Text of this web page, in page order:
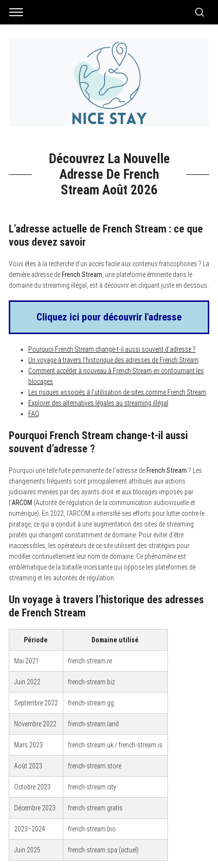
Découvrez La Nouvelle
Adresse De French
Stream Août 2026
L’adresse actuelle de French Stream : ce que
vous devez savoir
Vous êtes à la recherche d’un accès facile aux contenus francophones ? La
dernière adresse de French Stream , une plateforme éminente dans le
domaine du streaming illégal, est à découvrir en cliquant juste en dessous.
Cliquez ici pour découvrir l'adresse
Pourquoi French Stream change-t-il aussi souvent d’adresse ?
Un voyage à travers l’historique des adresses de French Stream
Comment accéder à nouveau à French Stream en contournant les
blocages
Les risques associés à l’utilisation de sites comme French Stream
Explorer des alternatives légales au streaming illégal
FAQ
Pourquoi French Stream change-t-il aussi
souvent d’adresse ?
Pourquoi une telle fuite permanente de l’adresse de French Stream ? Les
changements fréquents sont principalement attribués aux actions
judiciaires menées par des ayants droit et aux blocages imposés par
l’ARCOM (Autorité de régulation de la communication audiovisuelle et
numérique). En 2022, l’ARCOM a intensifié ses efforts pour lutter contre le
piratage, ce qui a conduit à une augmentation des sites de streaming
piratés qui changent constamment de domaine. Pour éviter d’être
inaccessibles, les opérateurs de ce site utilisent des stratégies pour
modifier continuellement leur nom de domaine. Ce phénomène est
emblématique de la bataille incessante qui oppose les plateformes de
streaming et les autorités de régulation.
Un voyage à travers l’historique des adresses
de French Stream
Période Domaine utilisé
Mai 2021 french-stream.re
Juin 2022 french-stream.biz
Septembre 2022 french-stream.gg
Novembre 2022 french-stream.land
Mars 2023 french-stream.uk / french-stream.is
Août 2023 french-stream.store
Octobre 2023 french-stream.city
Décembre 2023 french-stream.gratis
2023–2024 french-stream.bio
Juin 2025 french-stream.spa (actuel)